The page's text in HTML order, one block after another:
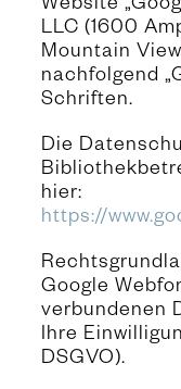
Website
LLC (1600
Mountain
nachfolgend
Schriften.
Die
hier:
https://
Google
verbundenen
Ihre
DSGVO).